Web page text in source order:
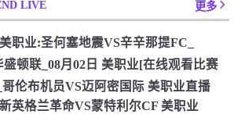
LIVE 更多
职业:圣何塞地震VS辛辛那提FC_
顿联_08月02日 美职业[在线观看比赛
哥伦布机员VS迈阿密国际 美职业直播
英格兰革命VS蒙特利尔CF 美职业